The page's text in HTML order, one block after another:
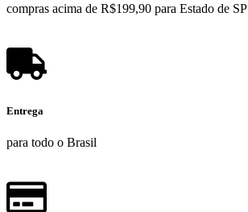
compras acima de R$199,90 para Estado de SP
Entrega
para todo o Brasil